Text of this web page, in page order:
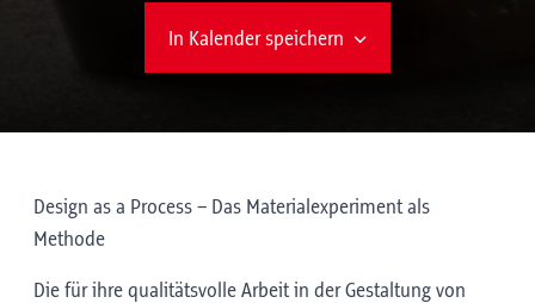
In Kalender speichern
Design as a Process – Das Materialexperiment als
Methode
Die für ihre qualitätsvolle Arbeit in der Gestaltung von